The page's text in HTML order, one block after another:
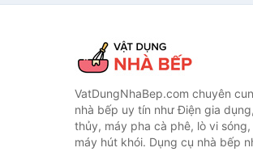
VatDungNhaBep.com chuyên
nhà bếp uy tín như Điện gia
thủy, máy pha cà phê, lò vi
máy hút khói. Dụng cụ nhà bếp